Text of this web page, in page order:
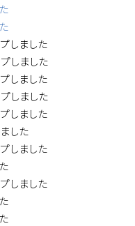
しました
しました
しました
しました
しました
した
しました
しました